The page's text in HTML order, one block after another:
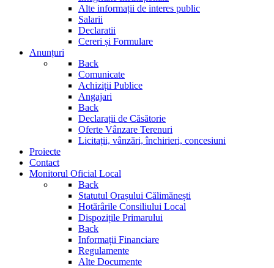
Alte informații de interes public
Salarii
Declaratii
Cereri și Formulare
Anunțuri
Back
Comunicate
Achiziții Publice
Angajari
Back
Declarații de Căsătorie
Oferte Vânzare Terenuri
Licitații, vânzări, închirieri, concesiuni
Proiecte
Contact
Monitorul Oficial Local
Back
Statutul Orașului Călimănești
Hotărârile Consiliului Local
Dispozițile Primarului
Back
Informații Financiare
Regulamente
Alte Documente